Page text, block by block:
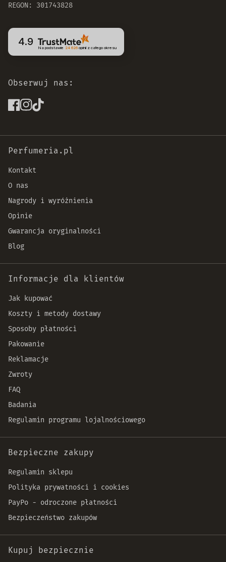
REGON: 301743828
4.9
Na podstawie 24 626opinii z całego okresu
Obserwuj nas:
Perfumeria.pl
Kontakt
O nas
Nagrody i wyróżnienia
Opinie
Gwarancja oryginalności
Blog
Informacje dla klientów
Jak kupować
Koszty i metody dostawy
Sposoby płatności
Pakowanie
Reklamacje
Zwroty
FAQ
Badania
Regulamin programu lojalnościowego
Bezpieczne zakupy
Regulamin sklepu
Polityka prywatności i cookies
PayPo - odroczone płatności
Bezpieczeństwo zakupów
Kupuj bezpiecznie